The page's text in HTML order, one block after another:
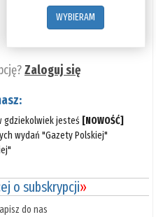
WYBIERAM
Zaloguj się
gdziekolwiek jesteś [NOWOŚĆ]
wydań "Gazety Polskiej"
o subskrypcji»
do nas